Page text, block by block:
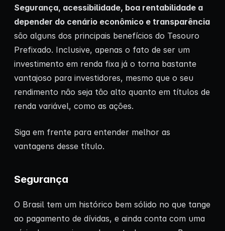
Segurança, acessibilidade, boa rentabilidade a
depender do cenário econômico e transparência
são alguns dos principais benefícios do Tesouro
Prefixado. Inclusive, apenas o fato de ser um
investimento em renda fixa já o torna bastante
vantajoso para investidores, mesmo que o seu
rendimento não seja tão alto quanto em títulos de
renda variável, como as ações.
Siga em frente para entender melhor as
vantagens desse título.
Segurança
O Brasil tem um histórico bem sólido no que tange
ao pagamento de dívidas, e ainda conta com uma